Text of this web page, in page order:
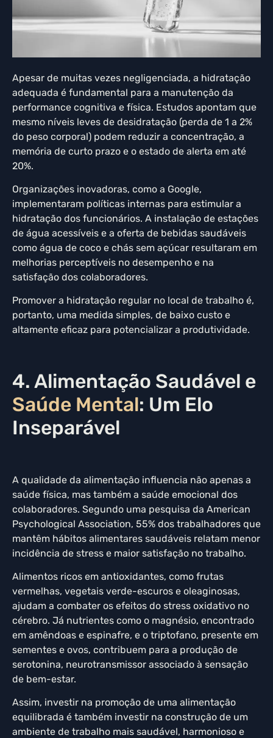
Apesar de muitas vezes negligenciada, a hidratação
adequada é fundamental para a manutenção da
performance cognitiva e física. Estudos apontam que
mesmo níveis leves de desidratação (perda de 1 a 2%
do peso corporal) podem reduzir a concentração, a
memória de curto prazo e o estado de alerta em até
20%.
Organizações inovadoras, como a Google,
implementaram políticas internas para estimular a
hidratação dos funcionários. A instalação de estações
de água acessíveis e a oferta de bebidas saudáveis
como água de coco e chás sem açúcar resultaram em
melhorias perceptíveis no desempenho e na
satisfação dos colaboradores.
Promover a hidratação regular no local de trabalho é,
portanto, uma medida simples, de baixo custo e
altamente eficaz para potencializar a produtividade.
4. Alimentação Saudável e
Saúde Mental: Um Elo
Inseparável
A qualidade da alimentação influencia não apenas a
saúde física, mas também a saúde emocional dos
colaboradores. Segundo uma pesquisa da American
Psychological Association, 55% dos trabalhadores que
mantêm hábitos alimentares saudáveis relatam menor
incidência de stress e maior satisfação no trabalho.
Alimentos ricos em antioxidantes, como frutas
vermelhas, vegetais verde-escuros e oleaginosas,
ajudam a combater os efeitos do stress oxidativo no
cérebro. Já nutrientes como o magnésio, encontrado
em amêndoas e espinafre, e o triptofano, presente em
sementes e ovos, contribuem para a produção de
serotonina, neurotransmissor associado à sensação
de bem-estar.
Assim, investir na promoção de uma alimentação
equilibrada é também investir na construção de um
ambiente de trabalho mais saudável, harmonioso e